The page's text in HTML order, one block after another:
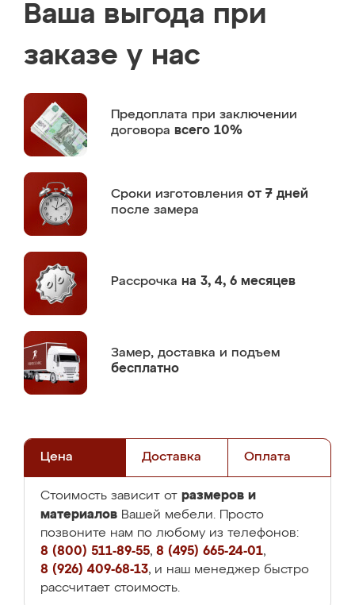
Ваша выгода при
заказе у нас
Предоплата при заключении
договора всего 10%
Сроки изготовления от 7 дней
после замера
Рассрочка на 3, 4, 6 месяцев
Замер, доставка и подъем
бесплатно
Цена Доставка Оплата
Стоимость зависит от размеров и
материалов Вашей мебели. Просто
позвоните нам по любому из телефонов:
8 (800) 511-89-55, 8 (495) 665-24-01,
8 (926) 409-68-13, и наш менеджер быстро
рассчитает стоимость.